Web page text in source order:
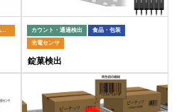
非接触（放射）温度計 カウント・通過検出
食品・包装
光電センサ
錠菓検出